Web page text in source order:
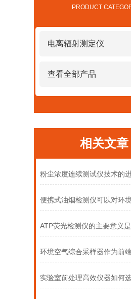
PRODUCT
电离辐射测定仪
查看全部产品
相关文章
ATP荧光检测仪的主要意义